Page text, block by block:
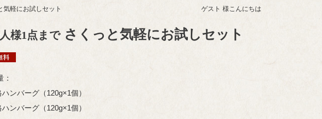
気軽にお試しセット ゲスト 様こんにちは
様1点まで さくっと気軽にお試しセット
：
ンバーグ（120g×1個）
ハンバーグ（120g×1個）